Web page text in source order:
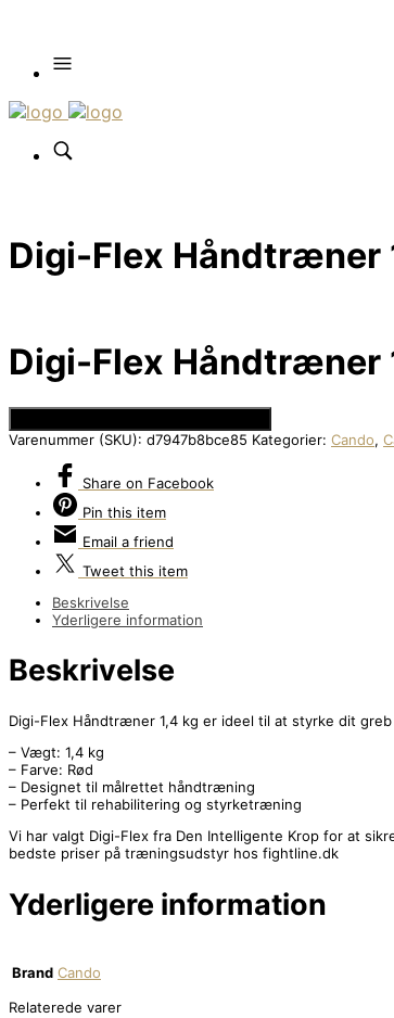
Digi-Flex Håndtræner
Digi-Flex Håndtræner
Varenummer (SKU): d7947b8bce85 Kategorier: Cando,
Share on Facebook
Pin this item
Email a friend
Tweet this item
Beskrivelse
Yderligere information
Beskrivelse
Digi-Flex Håndtræner 1,4 kg er ideel til at styrke dit
– Vægt: 1,4 kg
– Farve: Rød
– Designet til målrettet håndtræning
– Perfekt til rehabilitering og styrketræning
Vi har valgt Digi-Flex fra Den Intelligente Krop for at
bedste priser på træningsudstyr hos fightline.dk
Yderligere information
Brand Cando
Relaterede varer